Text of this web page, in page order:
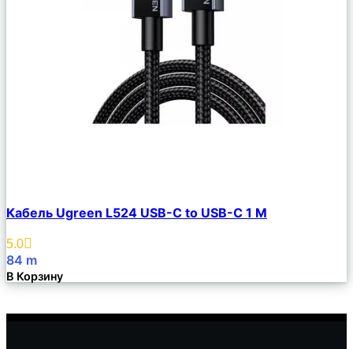
Описание
Избранное
Кабель Ugreen L524 USB-C to USB-C 1 M
5.0
84 m
В Корзину